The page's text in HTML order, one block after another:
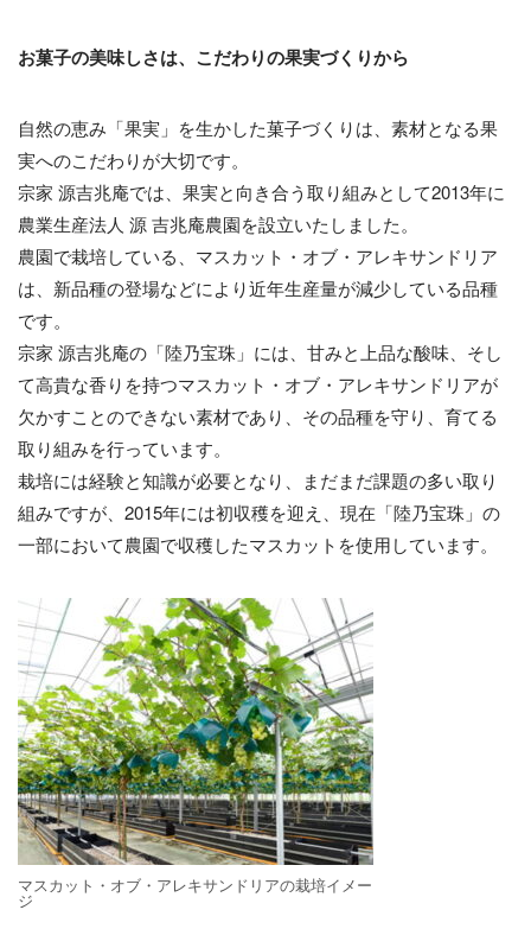
お菓子の美味しさは、こだわりの果実づくりから
自然の恵み「果実」を生かした菓子づくりは、素材となる果
実へのこだわりが大切です。
宗家 源吉兆庵では、果実と向き合う取り組みとして2013年に
農業生産法人 源 吉兆庵農園を設立いたしました。
農園で栽培している、マスカット・オブ・アレキサンドリア
は、新品種の登場などにより近年生産量が減少している品種
です。
宗家 源吉兆庵の「陸乃宝珠」には、甘みと上品な酸味、そし
て高貴な香りを持つマスカット・オブ・アレキサンドリアが
欠かすことのできない素材であり、その品種を守り、育てる
取り組みを行っています。
栽培には経験と知識が必要となり、まだまだ課題の多い取り
組みですが、2015年には初収穫を迎え、現在「陸乃宝珠」の
一部において農園で収穫したマスカットを使用しています。
マスカット・オブ・アレキサンドリアの栽培イメー
ジ